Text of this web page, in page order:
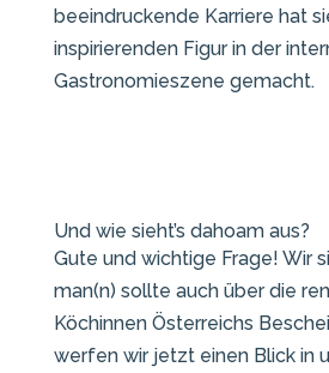
beeindruckende Karriere hat
inspirierenden Figur in der
Gastronomieszene gemacht.
Und wie sieht’s dahoam aus?
Gute und wichtige Frage! Wir
man(n) sollte auch über die
Köchinnen Österreichs
werfen wir jetzt einen Blick in